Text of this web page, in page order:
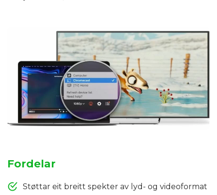
Fordelar
Støttar eit breitt spekter av lyd- og videoformat